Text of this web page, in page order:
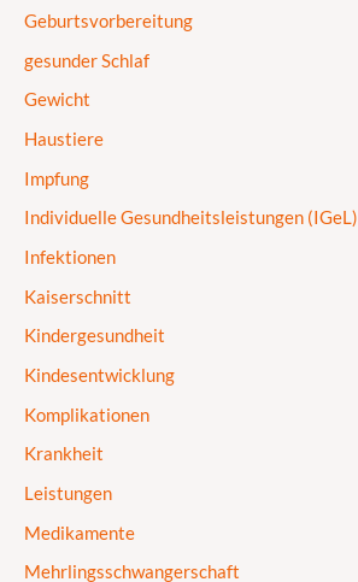
Geburtsvorbereitung
gesunder Schlaf
Gewicht
Haustiere
Impfung
Individuelle Gesundheitsleistungen (IGeL)
Infektionen
Kaiserschnitt
Kindergesundheit
Kindesentwicklung
Komplikationen
Krankheit
Leistungen
Medikamente
Mehrlingsschwangerschaft